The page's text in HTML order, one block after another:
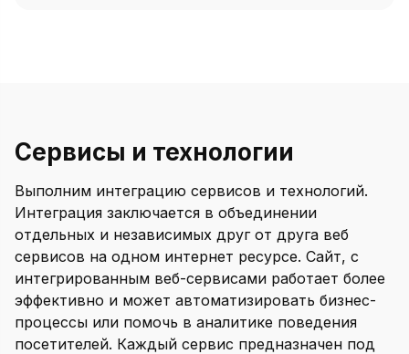
Сервисы и технологии
Выполним интеграцию сервисов и технологий.
Интеграция заключается в объединении
отдельных и независимых друг от друга веб
сервисов на одном интернет ресурсе. Сайт, с
интегрированным веб-сервисами работает более
эффективно и может автоматизировать бизнес-
процессы или помочь в аналитике поведения
посетителей. Каждый сервис предназначен под